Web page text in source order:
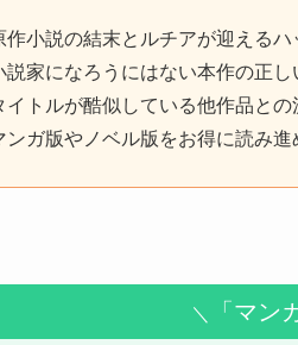
作小説の結末とルチアが迎える
説家になろうにはない本作の正
イトルが酷似している他作品と
ンガ版やノベル版をお得に読み
＼ 「マン